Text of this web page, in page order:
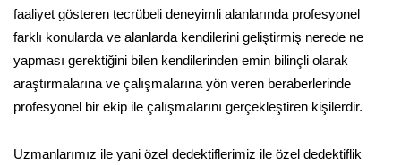
faaliyet gösteren tecrübeli deneyimli alanlarında profesyonel
farklı konularda ve alanlarda kendilerini geliştirmiş nerede ne
yapması gerektiğini bilen kendilerinden emin bilinçli olarak
araştırmalarına ve çalışmalarına yön veren beraberlerinde
profesyonel bir ekip ile çalışmalarını gerçekleştiren kişilerdir.
Uzmanlarımız ile yani özel dedektiflerimiz ile özel dedektiflik